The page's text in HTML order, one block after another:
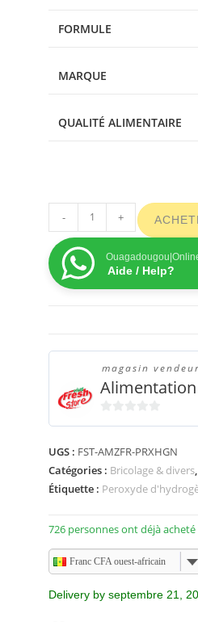
FORMULE
MARQUE
QUALITÉ ALIMENTAIRE
- +
Aide / Help?
magasin vendeur
u
r
5
UGS : FST-AMZFR-PRXHGN
Catégories : Bricolage & divers,
Étiquette : Peroxyde
726 personnes ont déjà
Franc CFA ouest-africain
Delivery by septembre 21,